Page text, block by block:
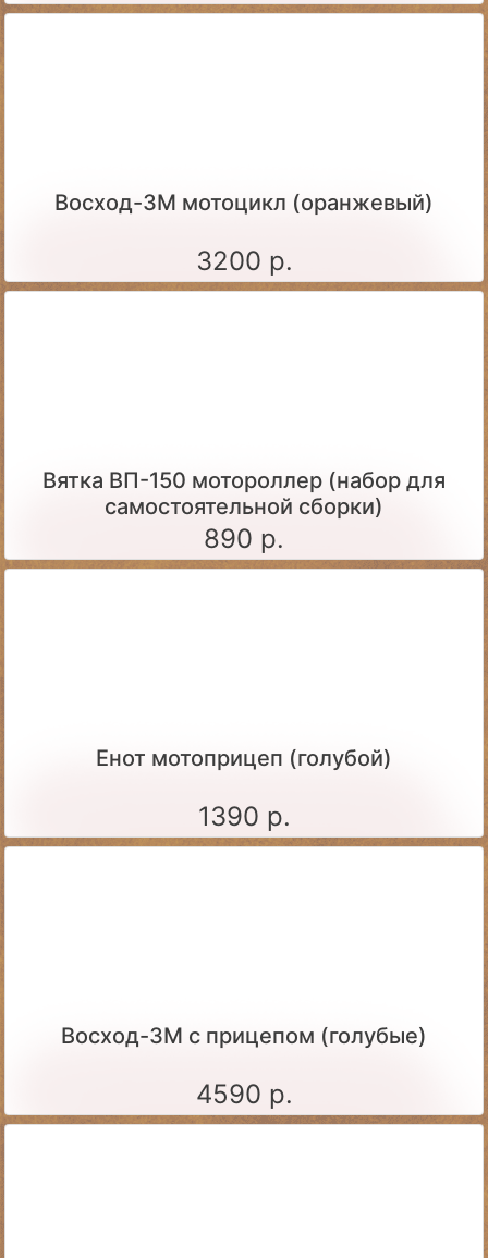
Восход-3М мотоцикл (оранжевый)
3200 р.
Вятка ВП-150 мотороллер (набор для
самостоятельной сборки)
890 р.
Енот мотоприцеп (голубой)
1390 р.
Восход-3М с прицепом (голубые)
4590 р.